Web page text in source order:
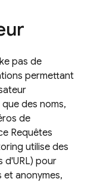
pas de
permettant
des noms,
de
Requêtes
utilise des
d'URL) pour
et anonymes,